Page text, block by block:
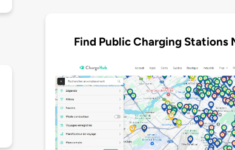
Find Public Charging Stations